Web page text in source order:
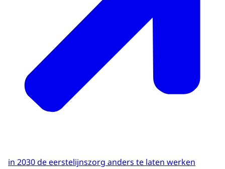
in 2030 de eerstelijnszorg anders te laten werken